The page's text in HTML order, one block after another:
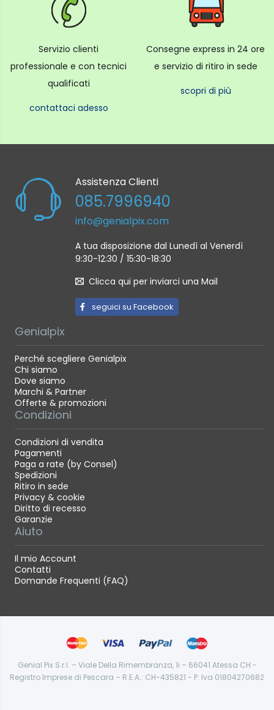
Servizio clienti
professionale e con tecnici
qualificati
contattaci adesso
Consegne express in 24 ore
e servizio di ritiro in sede
scopri di più
Assistenza Clienti
085.7996940
info@genialpix.com
A tua disposizione dal Lunedì al Venerdì
9:30-12:30 / 15:30-18:30
Clicca qui per inviarci una Mail
seguici su Facebook
Genialpix
Perché scegliere Genialpix
Chi siamo
Dove siamo
Marchi & Partner
Offerte & promozioni
Condizioni
Condizioni di vendita
Pagamenti
Paga a rate (by Consel)
Spedizioni
Ritiro in sede
Privacy & cookie
Diritto di recesso
Garanzie
Aiuto
Il mio Account
Contatti
Domande Frequenti (FAQ)
Genial Pix S.r.l. – Viale Della Rimembranza, 1i – 66041 Atessa CH -
Registro Imprese di Pescara – R.E.A.: CH-435821 - P. Iva 01804270682